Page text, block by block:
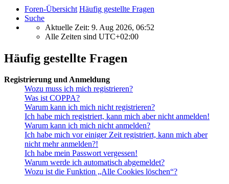
Foren-Übersicht Häufig gestellte Fragen
Suche
Aktuelle Zeit: 9. Aug 2026, 06:52
Alle Zeiten sind UTC+02:00
Häufig gestellte Fragen
Registrierung und Anmeldung
Wozu muss ich mich registrieren?
Was ist COPPA?
Warum kann ich mich nicht registrieren?
Ich habe mich registriert, kann mich aber nicht anmelden!
Warum kann ich mich nicht anmelden?
Ich habe mich vor einiger Zeit registriert, kann mich aber
nicht mehr anmelden?!
Ich habe mein Passwort vergessen!
Warum werde ich automatisch abgemeldet?
Wozu ist die Funktion „Alle Cookies löschen“?